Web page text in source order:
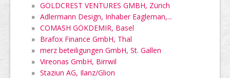
» GOLDCREST VENTURES GMBH, Zürich
» Adlermann Design, Inhaber Eagleman,...
» COMASH GÖKDEMIR, Basel
» Brafox Finance GmbH, Thal
» merz beteiligungen GmbH, St. Gallen
» Vireonas GmbH, Birrwil
» Staziun AG, Ilanz/Glion